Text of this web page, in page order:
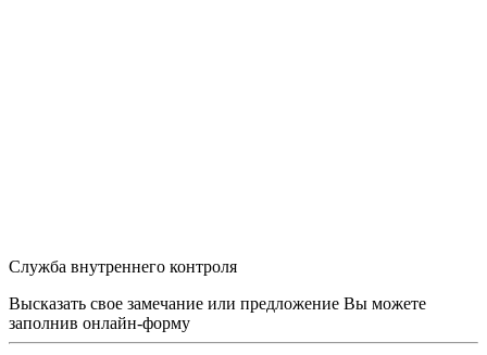
Служба внутреннего контроля
Высказать свое замечание или предложение Вы можете
заполнив онлайн-форму